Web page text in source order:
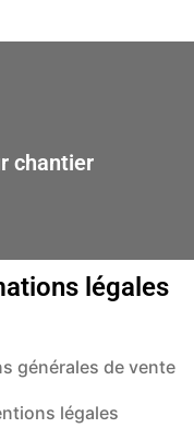
page
chantier
légales
générales de vente
légales